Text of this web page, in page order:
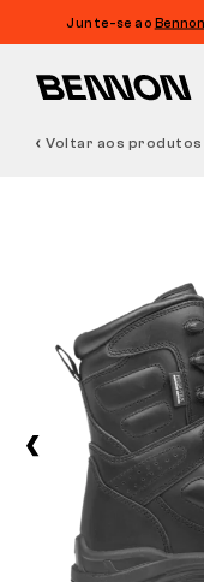
Junte-se ao
Barefoot
Outdoor
Calçado
Voltar aos produtos